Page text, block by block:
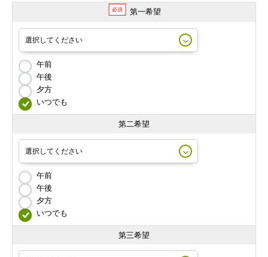
必須 第一希望
午前
午後
夕方
いつでも
第二希望
午前
午後
夕方
いつでも
第三希望